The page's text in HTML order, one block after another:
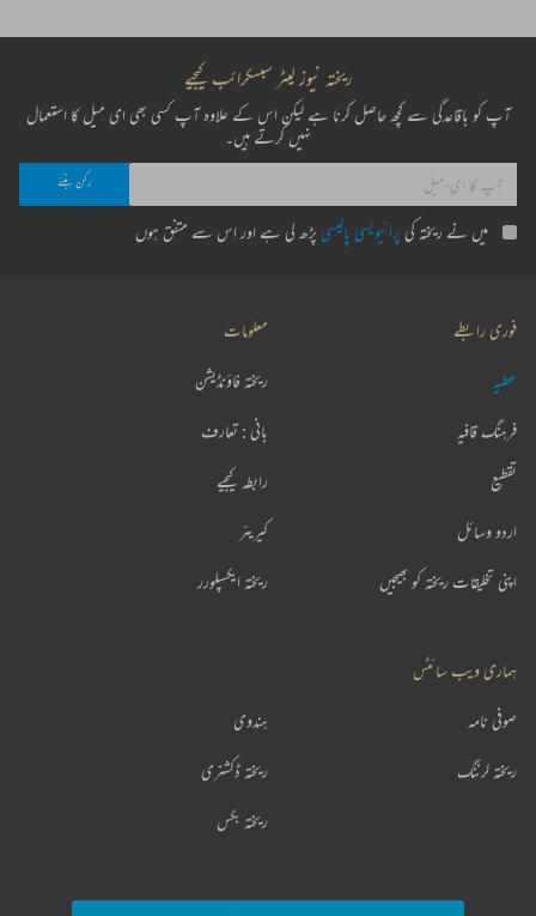
ریختہ نیوز لیٹر سبسکرائب کیجیے
آپ کو باقاعدگی سے کچھ حاصل کرنا ہے لیکن اس کے علاوہ آپ کسی بھی ای میل کا استعمال
نہیں کرتے ہیں۔
میں نے ریختہ کی پرائیویسی پالیسی پڑھ لی ہے اور اس سے متفق ہوں
فوری رابطے
عطیہ
فرہنگ قافیہ
تقطیع
اردو وسائل
اپنی تخلیقات ریختہ کو بھیجیں
معلومات
ریختہ فاؤنڈیشن
بانی : تعارف
رابطہ کیجیے
کیریئر
ریختہ ایکسپلورر
ہماری ویب سائٹس
ہندوی صوفی نامہ
ریختہ ڈکشنری ریختہ لرننگ
ریختہ بکس